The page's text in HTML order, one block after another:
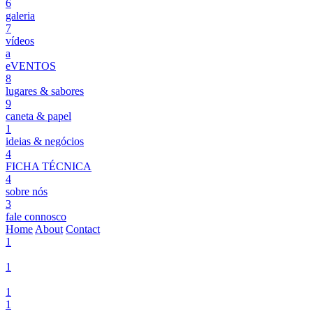
6
galeria
7
vídeos
a
eVENTOS
8
lugares & sabores
9
caneta & papel
1
ideias & negócios
4
FICHA TÉCNICA
4
sobre nós
3
fale connosco
Home About Contact
1
1
1
1